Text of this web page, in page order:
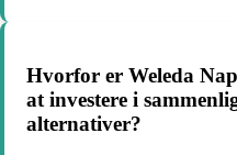
Hvorfor er Weleda
at investere i
alternativer?